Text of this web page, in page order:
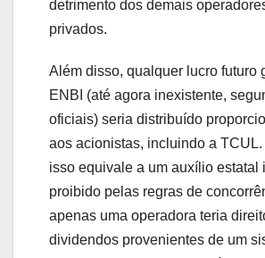
detrimento dos demais
privados.
Além disso, qualquer lucro futuro
ENBI (até agora inexistente,
oficiais) seria distribuído
aos acionistas, incluindo a TCUL.
isso equivale a um auxílio estatal
proibido pelas regras de
apenas uma operadora teria
dividendos provenientes de um